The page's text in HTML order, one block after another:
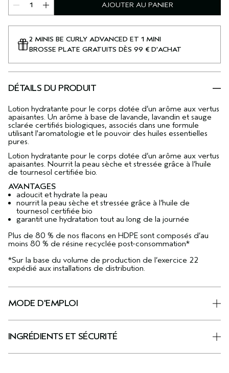
AJOUTER AU PANIER
2 MINIS BE CURLY ADVANCED ET 1 MINI
BROSSE PLATE GRATUITS DÈS 99 € D'ACHAT
DÉTAILS DU PRODUIT
Lotion hydratante pour le corps dotée d’un arôme aux vertus
apaisantes. Un arôme à base de lavande, lavandin et sauge
sclarée certifiés biologiques, associés dans une formule
utilisant l'aromatologie et le pouvoir des huiles essentielles
pures.
Lotion hydratante pour le corps dotée d’un arôme aux vertus
apaisantes. Nourrit la peau sèche et stressée grâce à l’huile
de tournesol certifiée bio.
AVANTAGES
adoucit et hydrate la peau
nourrit la peau sèche et stressée grâce à l’huile de
tournesol certifiée bio
garantit une hydratation tout au long de la journée
Plus de 80 % de nos flacons en HDPE sont composés d’au
moins 80 % de résine recyclée post-consommation*
*Sur la base du volume de production de l’exercice 22
expédié aux installations de distribution.
MODE D'EMPLOI
INGRÉDIENTS ET SÉCURITÉ